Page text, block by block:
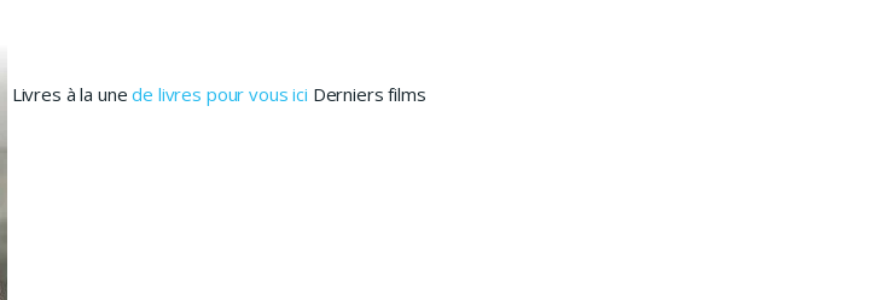
Livres à la unede livres pour vous ici Derniers films